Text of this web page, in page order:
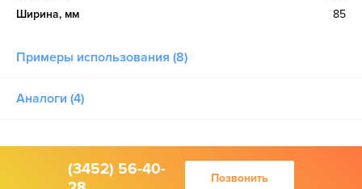
Ширина, мм
85
Примеры использования (8)
Аналоги (4)
(3452) 56-40-
Позвонить